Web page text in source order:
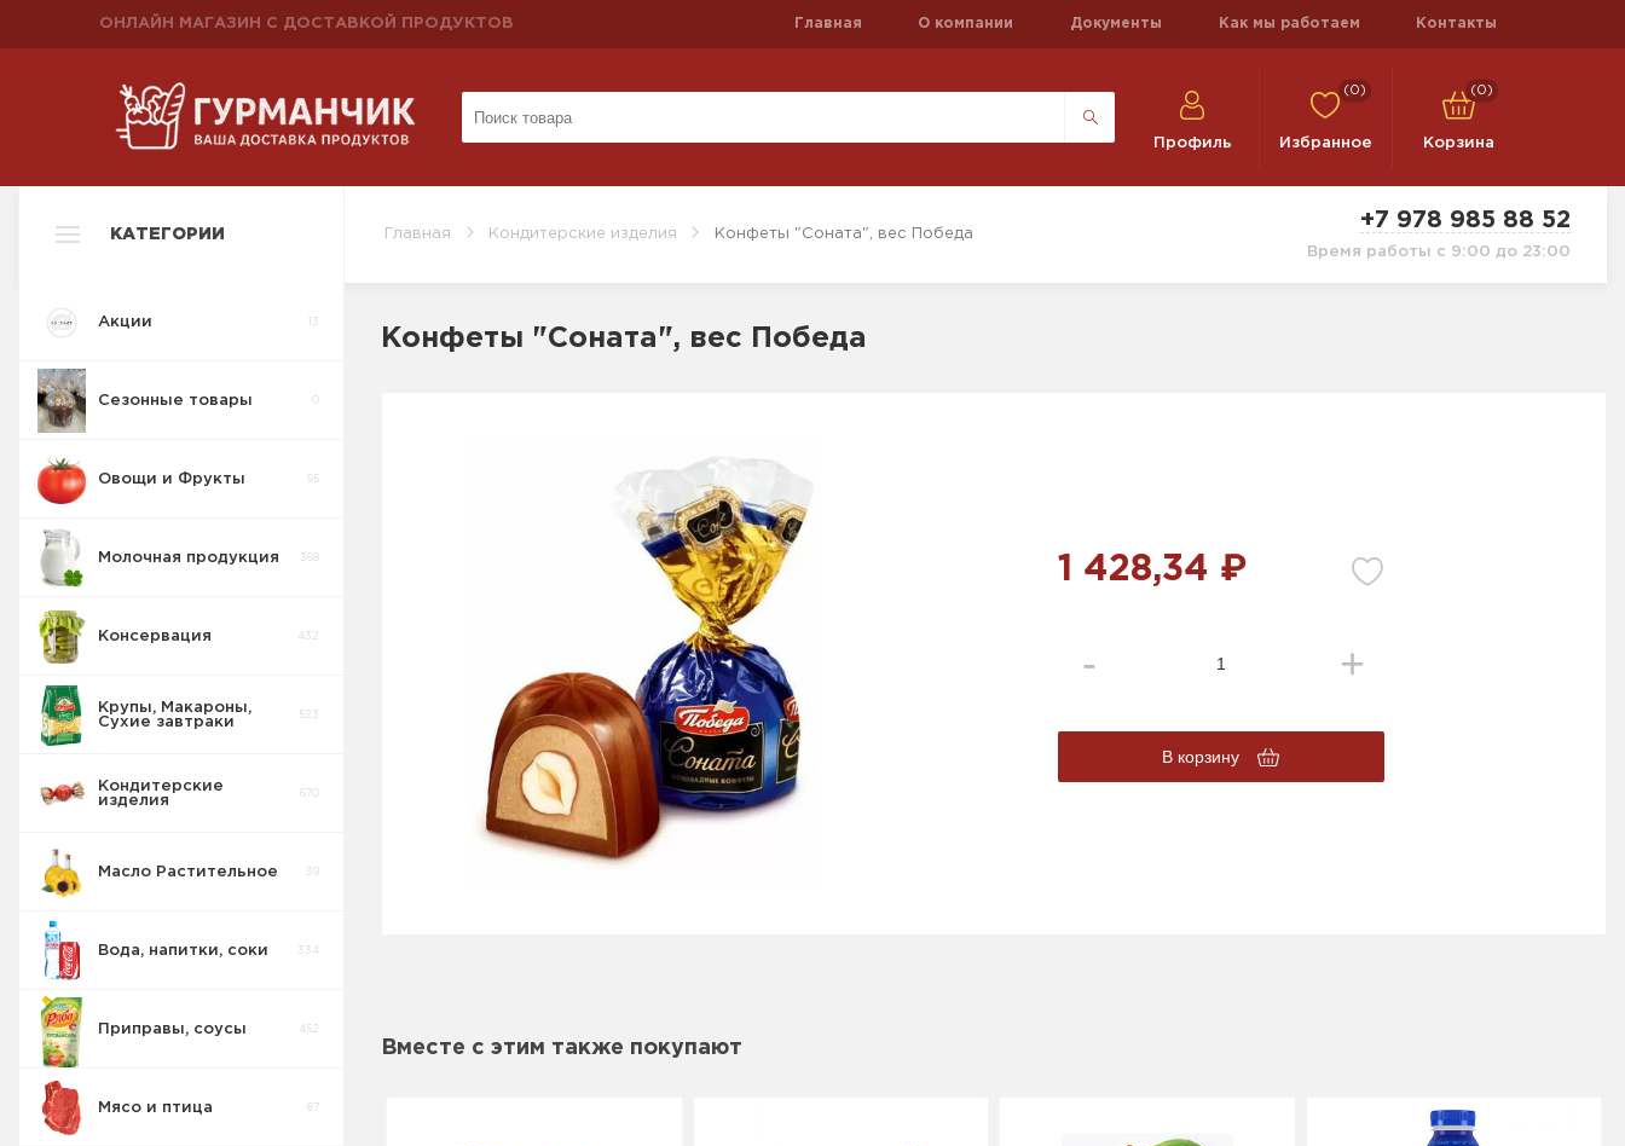
ОНЛАЙН МАГАЗИН С ДОСТАВКОЙ ПРОДУКТОВ Главная О компании Документы Как мы работаем Контакты
Профиль
(0)
Избранное
(0)
Корзина
Главная Кондитерские изделия Конфеты "Соната", вес Победа
+7 978 985 88 52
Время работы с 9:00 до 23:00
КАТЕГОРИИ
Акции 13
Сезонные товары
Овощи и Фрукты 95
Молочная продукция 368
Консервация 432
Крупы, Макароны,
Сухие завтраки
523
Кондитерские
изделия
670
Масло Растительное 39
Вода, напитки, соки 334
Приправы, соусы 452
Мясо и птица 87
Конфеты "Соната", вес Победа
1 428,34 ₽
В корзину
Вместе с этим также покупают